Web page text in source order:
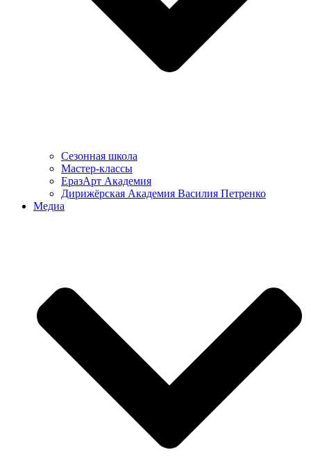
Сезонная школа
Мастер-классы
ЕразАрт Академия
Дирижёрская Академия Василия Петренко
Медиа